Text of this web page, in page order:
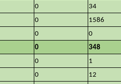
0
34
0
1586
0
0
0
348
0
1
0
12